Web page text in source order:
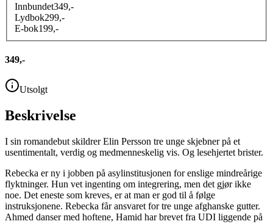
Innbundet349,-
Lydbok299,-
E-bok199,-
349,-
Utsolgt
Beskrivelse
I sin romandebut skildrer Elin Persson tre unge skjebner på et
usentimentalt, verdig og medmenneskelig vis. Og lesehjertet brister.
Rebecka er ny i jobben på asylinstitusjonen for enslige mindreårige
flyktninger. Hun vet ingenting om integrering, men det gjør ikke
noe. Det eneste som kreves, er at man er god til å følge
instruksjonene. Rebecka får ansvaret for tre unge afghanske gutter.
Ahmed danser med hoftene, Hamid har brevet fra UDI liggende på